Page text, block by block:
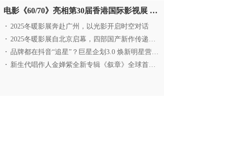
电影《60/70》亮相第30届香港国际影视展 冲刺戛纳备
· 2025冬暖影展奔赴广州，以光影开启时空对话
· 2025冬暖影展自北京启幕，四部国产新作传递银幕温情
· 品牌都在抖音“追星”？巨星企划3.0 焕新明星营销，让
· 新生代唱作人金婵紫全新专辑《叙章》全球首发，颠覆